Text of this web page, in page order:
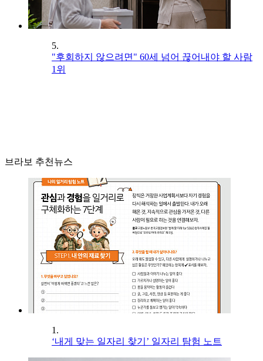
5.
"후회하지 않으려면" 60세 넘어 끊어내야 할 사람
1위
브라보 추천뉴스
1.
‘내게 맞는 일자리 찾기’ 일자리 탐험 노트